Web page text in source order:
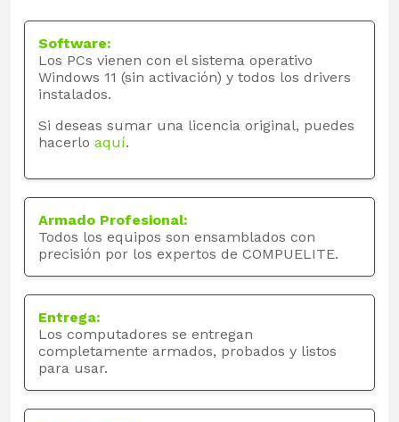
Software:
Los PCs vienen con el sistema operativo
Windows 11 (sin activación) y todos los drivers
instalados.
Si deseas sumar una licencia original, puedes
hacerlo aquí.
Armado Profesional:
Todos los equipos son ensamblados con
precisión por los expertos de COMPUELITE.
Entrega:
Los computadores se entregan
completamente armados, probados y listos
para usar.